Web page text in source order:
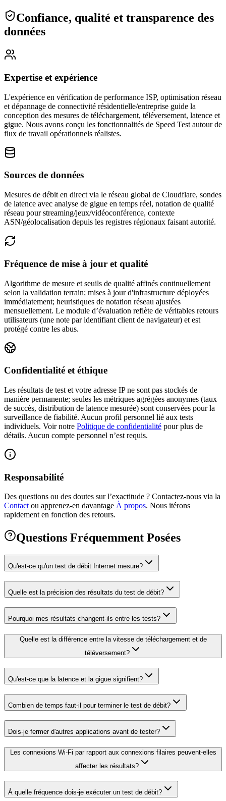
Confiance, qualité et transparence des
données
Expertise et expérience
L'expérience en vérification de performance ISP, optimisation réseau
et dépannage de connectivité résidentielle/entreprise guide la
conception des mesures de téléchargement, téléversement, latence et
gigue. Nous avons conçu les fonctionnalités de Speed Test autour de
flux de travail opérationnels réalistes.
Sources de données
Mesures de débit en direct via le réseau global de Cloudflare, sondes
de latence avec analyse de gigue en temps réel, notation de qualité
réseau pour streaming/jeux/vidéoconférence, contexte
ASN/géolocalisation depuis les registres régionaux faisant autorité.
Fréquence de mise à jour et qualité
Algorithme de mesure et seuils de qualité affinés continuellement
selon la validation terrain; mises à jour d'infrastructure déployées
immédiatement; heuristiques de notation réseau ajustées
mensuellement. Le module d’évaluation reflète de véritables retours
utilisateurs (une note par identifiant client de navigateur) et est
protégé contre les abus.
Confidentialité et éthique
Les résultats de test et votre adresse IP ne sont pas stockés de
manière permanente; seules les métriques agrégées anonymes (taux
de succès, distribution de latence mesurée) sont conservées pour la
surveillance de fiabilité. Aucun profil personnel lié aux tests
individuels. Voir notre Politique de confidentialité pour plus de
détails. Aucun compte personnel n’est requis.
Responsabilité
Des questions ou des doutes sur l’exactitude ? Contactez‑nous via la
Contact ou apprenez‑en davantage À propos. Nous itérons
rapidement en fonction des retours.
Questions Fréquemment Posées
Qu'est-ce qu'un test de débit Internet mesure?
Quelle est la précision des résultats du test de débit?
Pourquoi mes résultats changent-ils entre les tests?
Quelle est la différence entre la vitesse de téléchargement et de
téléversement?
Qu'est-ce que la latence et la gigue signifient?
Combien de temps faut-il pour terminer le test de débit?
Dois-je fermer d'autres applications avant de tester?
Les connexions Wi-Fi par rapport aux connexions filaires peuvent-elles
affecter les résultats?
À quelle fréquence dois-je exécuter un test de débit?